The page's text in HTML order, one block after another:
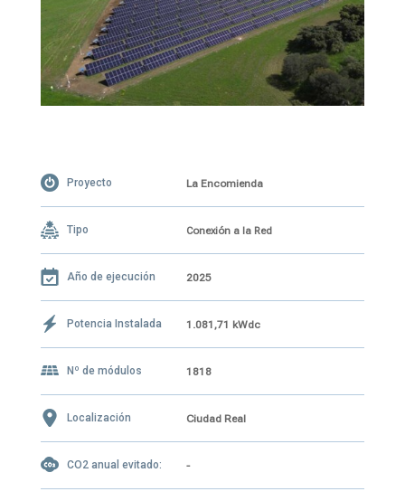
Proyecto La Encomienda
Tipo Conexión a la Red
Año de ejecución 2025
Potencia Instalada 1.081,71 kWdc
Nº de módulos 1818
Localización Ciudad Real
CO2 anual evitado: -